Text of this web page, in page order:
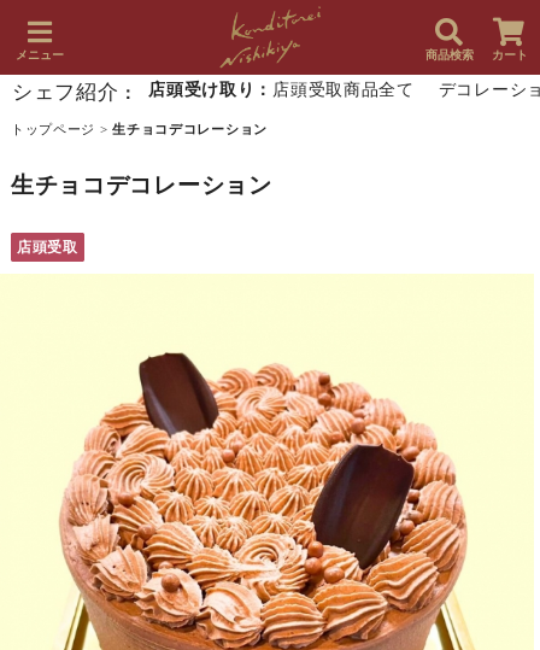
メニュー 商品検索 カート
シェフ紹介 ： 店頭受け取り： 店頭受取商品全て デコレーシ
トップページ >生チョコデコレーション
生チョコデコレーション
店頭受取